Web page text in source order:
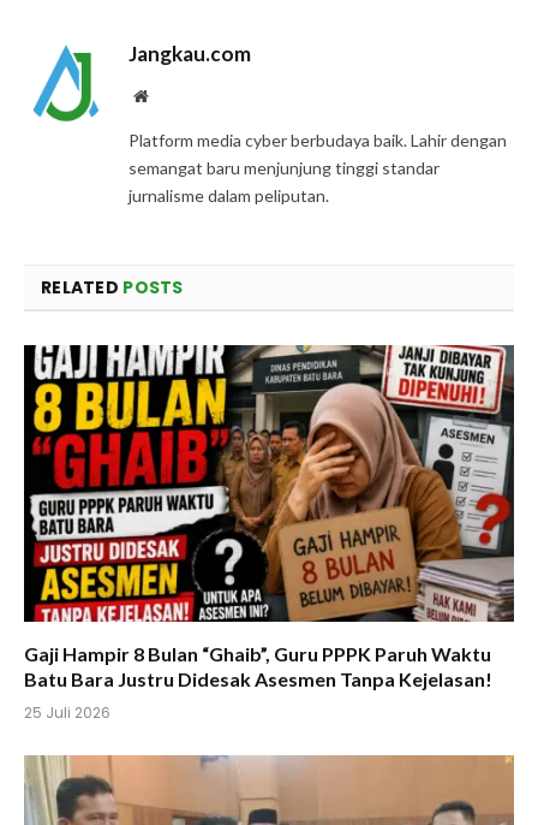
Jangkau.com
Website
Platform media cyber berbudaya baik. Lahir dengan
semangat baru menjunjung tinggi standar
jurnalisme dalam peliputan.
RELATED POSTS
Gaji Hampir 8 Bulan “Ghaib”, Guru PPPK Paruh Waktu
Batu Bara Justru Didesak Asesmen Tanpa Kejelasan!
25 Juli 2026